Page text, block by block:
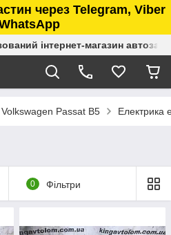
через Telegram, Viber
інтернет-магазин
Volkswagen Passat B5 Електрика
0 Фільтри